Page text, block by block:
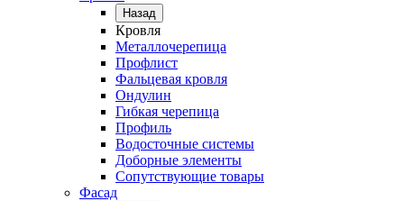
Назад
Кровля
Металлочерепица
Профлист
Фальцевая кровля
Ондулин
Гибкая черепица
Профиль
Водосточные системы
Доборные элементы
Сопутствующие товары
Фасад